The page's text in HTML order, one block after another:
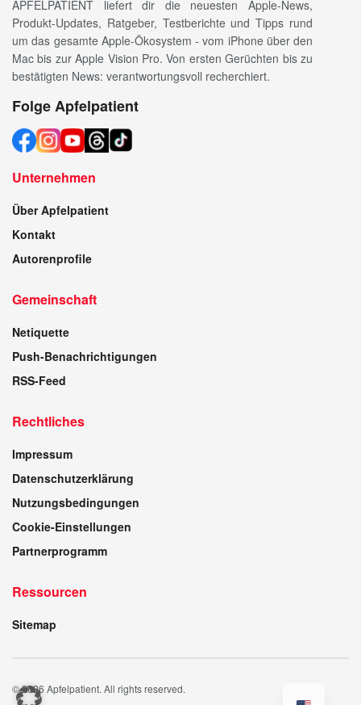
APFELPATIENT liefert dir die neuesten Apple-News,
Produkt-Updates, Ratgeber, Testberichte und Tipps rund
um das gesamte Apple-Ökosystem - vom iPhone über den
Mac bis zur Apple Vision Pro. Von ersten Gerüchten bis zu
bestätigten News: verantwortungsvoll recherchiert.
Folge Apfelpatient
Unternehmen
Über Apfelpatient
Kontakt
Autorenprofile
Gemeinschaft
Netiquette
Push-Benachrichtigungen
RSS-Feed
Rechtliches
Impressum
Datenschutzerklärung
Nutzungsbedingungen
Cookie-Einstellungen
Partnerprogramm
Ressourcen
Sitemap
© 2026 Apfelpatient. All rights reserved.